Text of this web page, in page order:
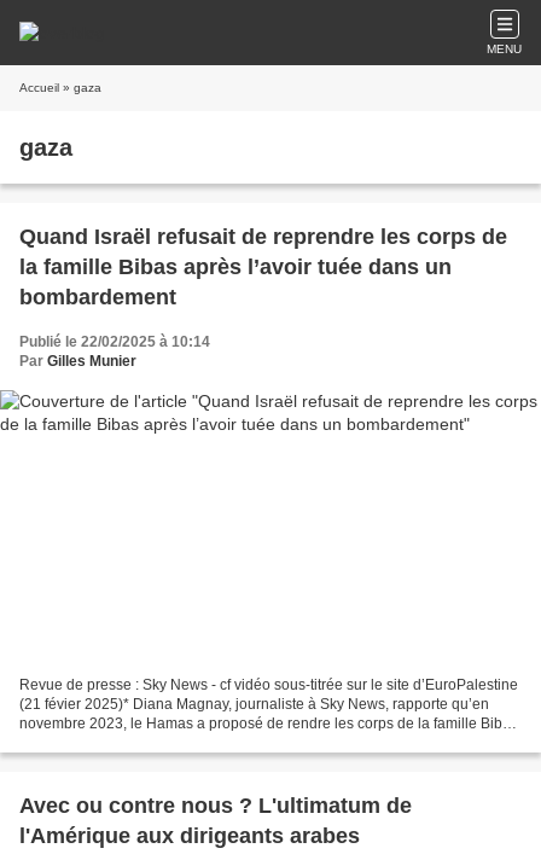
MENU
Accueil » gaza
gaza
Quand Israël refusait de reprendre les corps de
la famille Bibas après l’avoir tuée dans un
bombardement
Publié le 22/02/2025 à 10:14
Par Gilles Munier
Revue de presse : Sky News - cf vidéo sous-titrée sur le site d’EuroPalestine
(21 févier 2025)* Diana Magnay, journaliste à Sky News, rapporte qu’en
novembre 2023, le Hamas a proposé de rendre les corps de la famille Bibas,
Avec ou contre nous ? L'ultimatum de
l'Amérique aux dirigeants arabes